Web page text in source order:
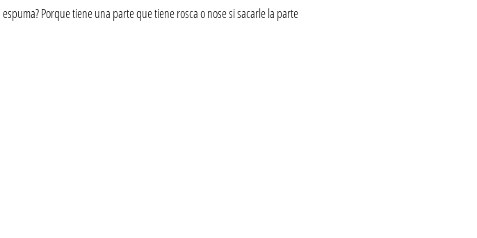
Porque tiene una parte que tiene rosca o nose si sacarle la parte